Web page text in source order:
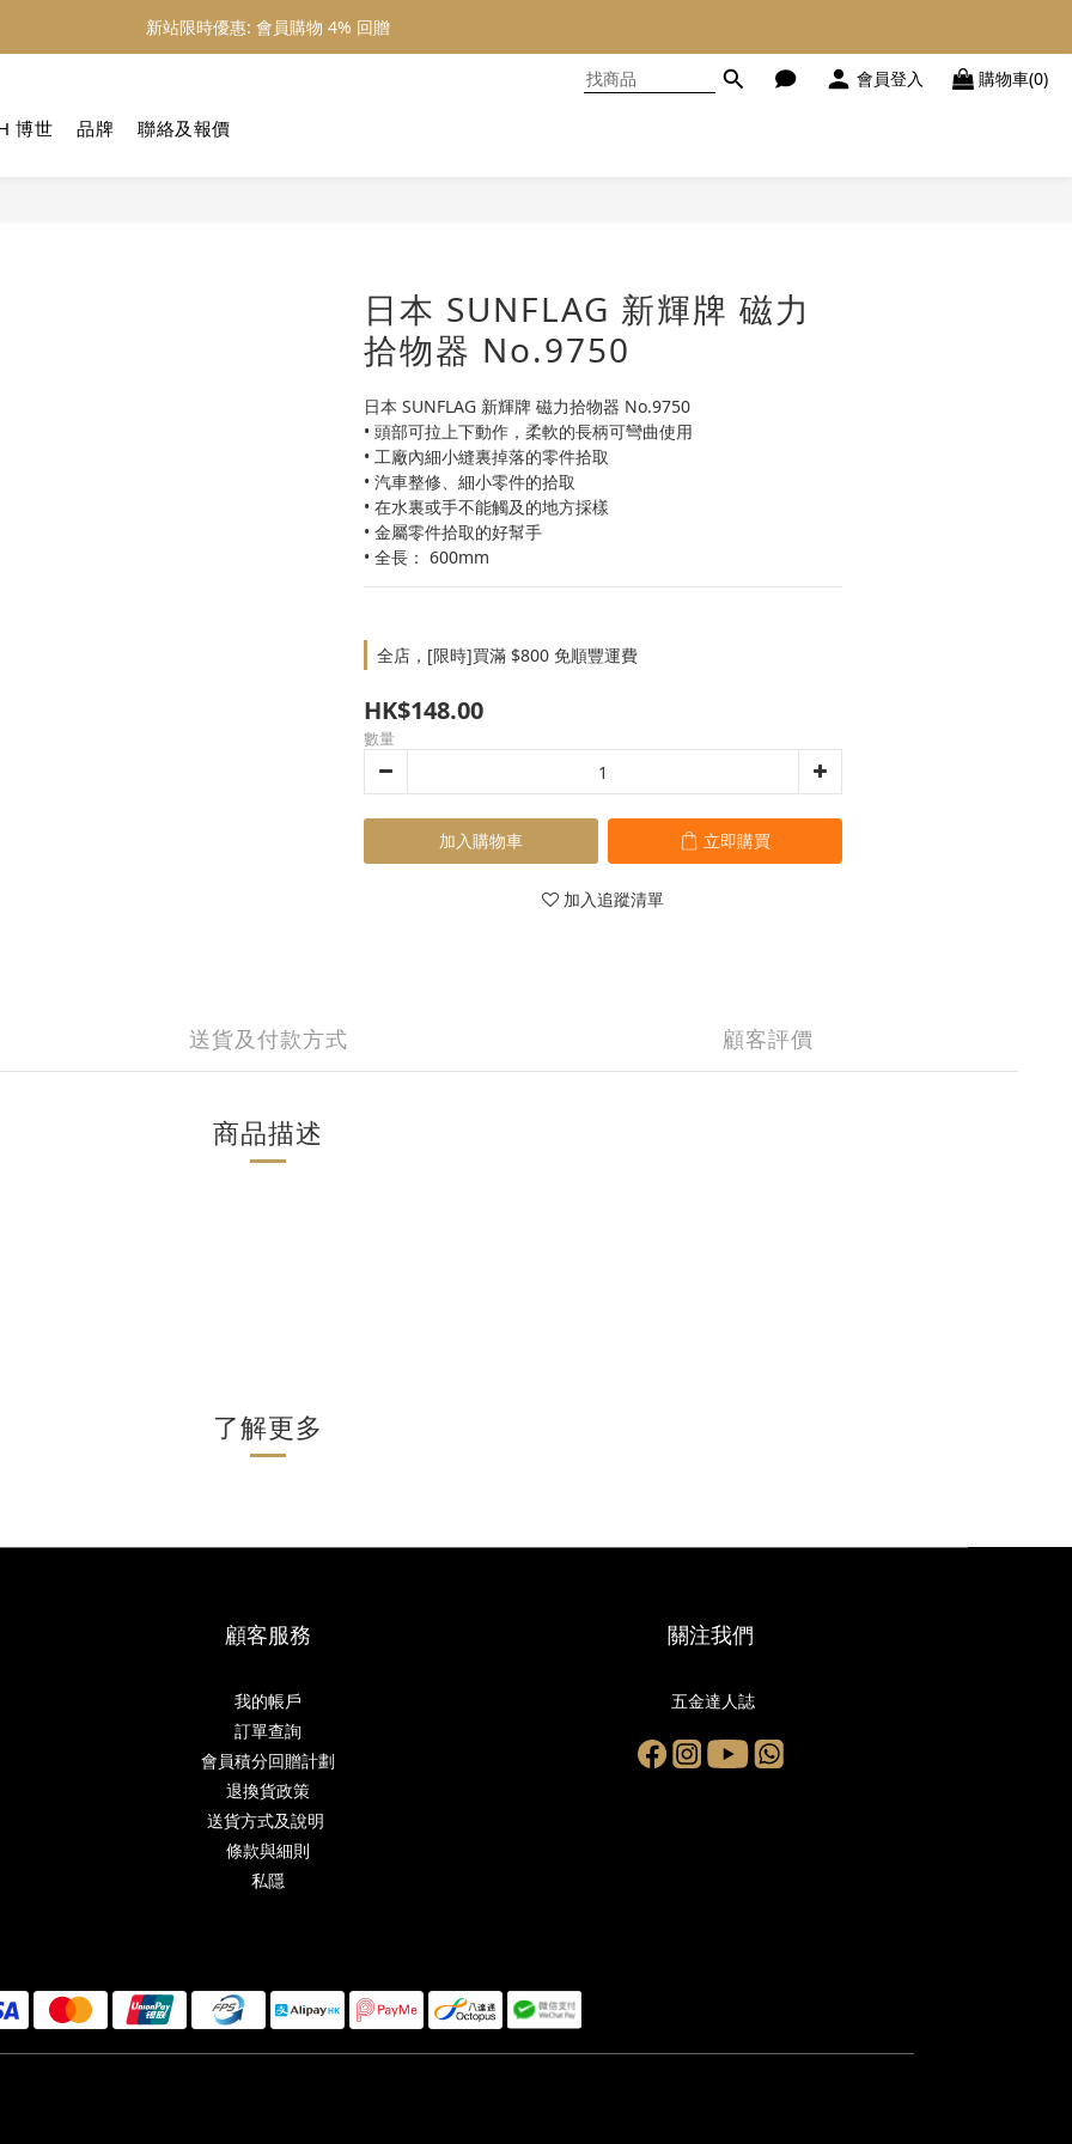
新站限時優惠: 會員購物 4% 回贈
新站限時優惠: 會員購物 4% 回贈
新站限時優惠: 會員購物 4% 回贈
會員登入 購物車(0)
博世 品牌 聯絡及報價
日本 SUNFLAG 新輝牌 磁力
拾物器 No.9750
日本 SUNFLAG 新輝牌 磁力拾物器 No.9750
• 頭部可拉上下動作，柔軟的長柄可彎曲使用
• 工廠內細小縫裏掉落的零件拾取
• 汽車整修、細小零件的拾取
• 在水裏或手不能觸及的地方採樣
• 金屬零件拾取的好幫手
• 全長： 600mm
全店，[限時]買滿 $800 免順豐運費
HK$148.00
數量
加入購物車 立即購買
加入追蹤清單
送貨及付款方式 顧客評價
商品描述
了解更多
顧客服務
我的帳戶
訂單查詢
會員積分回贈計劃
退換貨政策
送貨方式及說明
條款與細則
私隱
關注我們
五金達人誌